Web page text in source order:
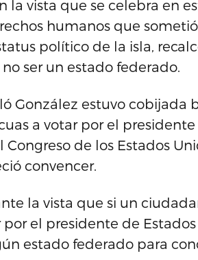
la vista que se celebra en
humanos que
político de la isla,
ser un estado federado.
González estuvo cobijada
a votar por el
de los Estados
convencer.
la vista que si un
el presidente de
estado federado para